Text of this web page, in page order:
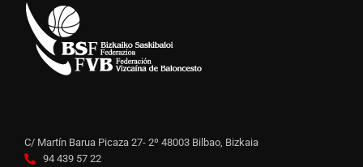
C/ Martín Barua Picaza 27- 2º 48003 Bilbao, Bizkaia
94 439 57 22